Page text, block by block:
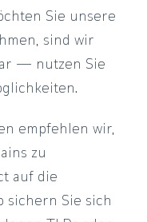
Sie unsere
sind wir
— nutzen Sie
empfehlen wir,
zu
auf die
sichern Sie sich